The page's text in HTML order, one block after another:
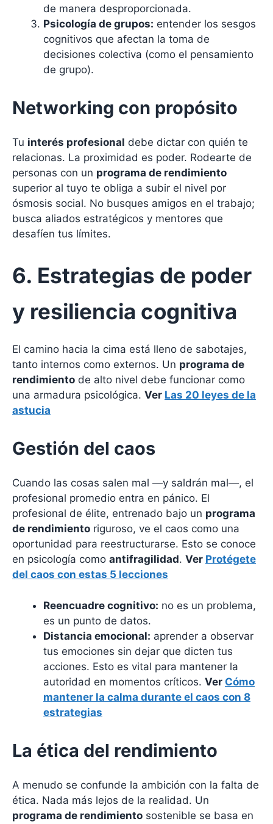
de manera desproporcionada.
Psicología de grupos: entender los sesgos
cognitivos que afectan la toma de
decisiones colectiva (como el pensamiento
de grupo).
Networking con propósito
Tu interés profesional debe dictar con quién te
relacionas. La proximidad es poder. Rodearte de
personas con un programa de rendimiento
superior al tuyo te obliga a subir el nivel por
ósmosis social. No busques amigos en el trabajo;
busca aliados estratégicos y mentores que
desafíen tus límites.
6. Estrategias de poder
y resiliencia cognitiva
El camino hacia la cima está lleno de sabotajes,
tanto internos como externos. Un programa de
rendimiento de alto nivel debe funcionar como
una armadura psicológica. Ver Las 20 leyes de la
astucia
Gestión del caos
Cuando las cosas salen mal —y saldrán mal—, el
profesional promedio entra en pánico. El
profesional de élite, entrenado bajo un programa
de rendimiento riguroso, ve el caos como una
oportunidad para reestructurarse. Esto se conoce
en psicología como antifragilidad. Ver Protégete
del caos con estas 5 lecciones
Reencuadre cognitivo: no es un problema,
es un punto de datos.
Distancia emocional: aprender a observar
tus emociones sin dejar que dicten tus
acciones. Esto es vital para mantener la
autoridad en momentos críticos. Ver Cómo
mantener la calma durante el caos con 8
estrategias
La ética del rendimiento
A menudo se confunde la ambición con la falta de
ética. Nada más lejos de la realidad. Un
programa de rendimiento sostenible se basa en